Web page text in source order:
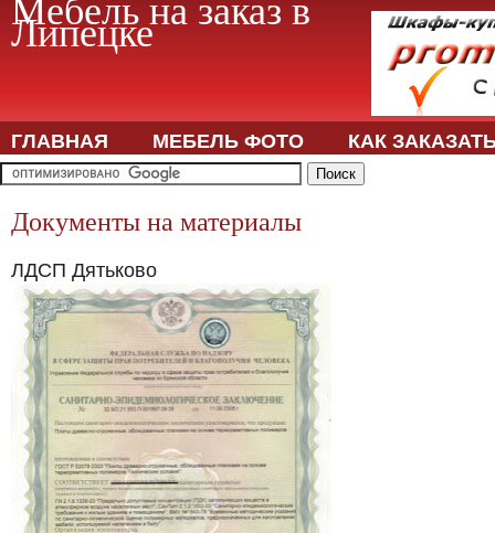
Мебель на заказ в
Липецке
ГЛАВНАЯ МЕБЕЛЬ ФОТО КАК
Документы на материалы
ЛДСП Дятьково